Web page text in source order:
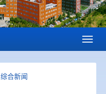
综合新闻